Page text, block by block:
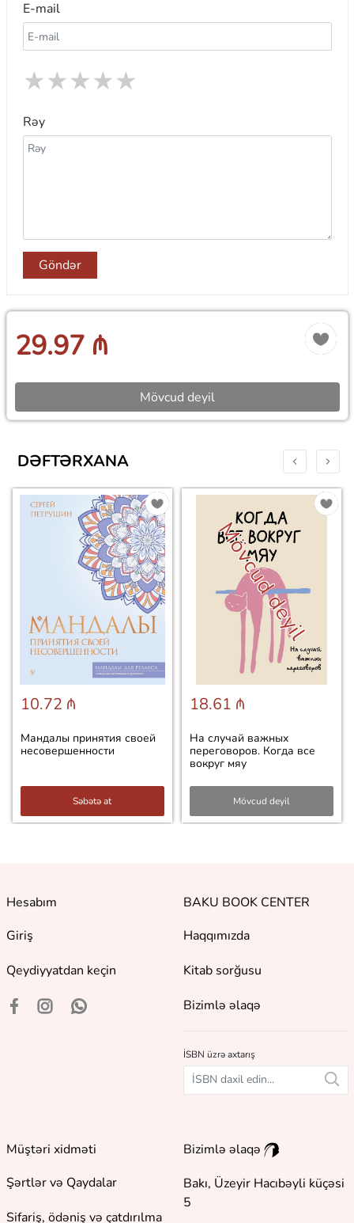
E-mail
★
★
★
★
★
Rəy
Göndər
29.97 ₼
Mövcud deyil
DƏFTƏRXANA
10.72 ₼
Мандалы принятия своей
несовершенности
Səbətə at
Mövcud deyil
18.61 ₼
На случай важных
переговоров. Когда все
вокруг мяу
Mövcud deyil
Hesabım
Giriş
Qeydiyyatdan keçin
BAKU BOOK CENTER
Haqqımızda
Kitab sorğusu
Bizimlə əlaqə
İSBN üzrə axtarış
Müştəri xidməti
Şərtlər və Qaydalar
Sifariş, ödəniş və çatdırılma
Bizimlə əlaqə
Bakı, Üzeyir Hacıbəyli küçəsi
5